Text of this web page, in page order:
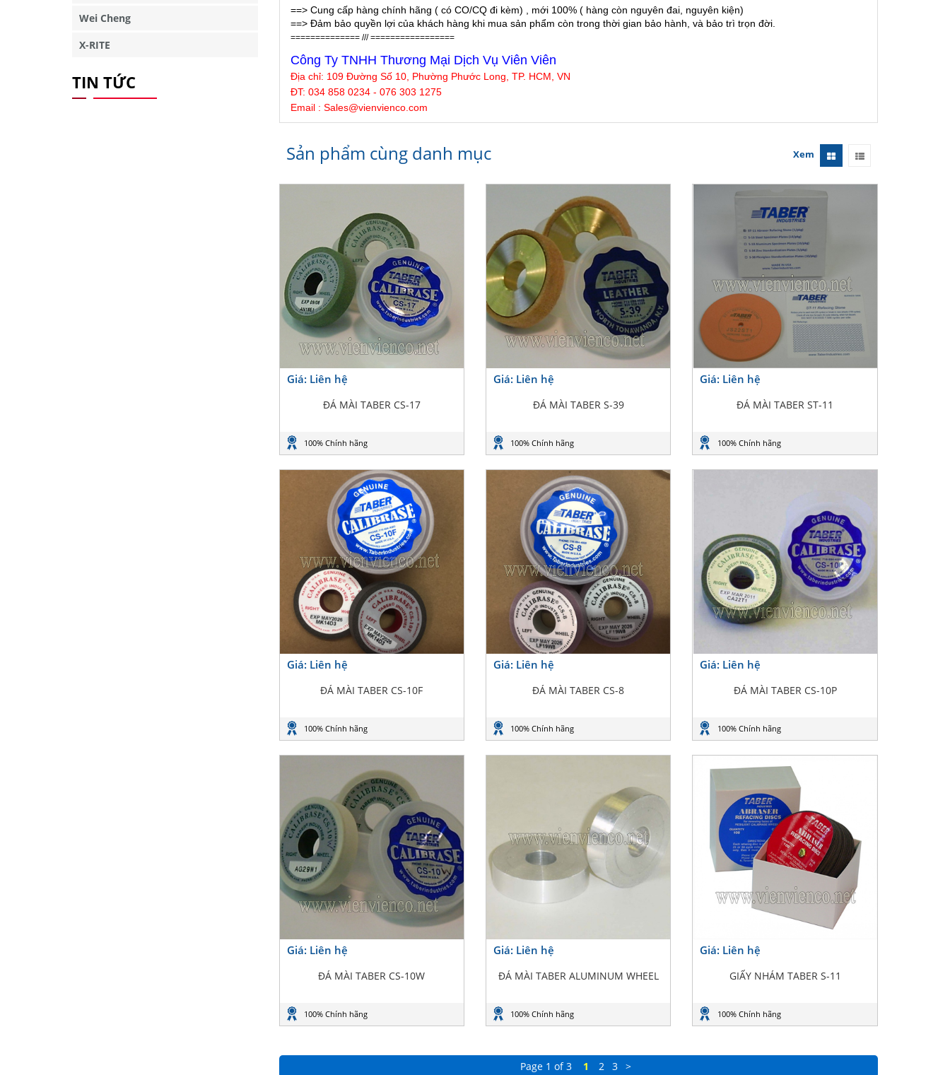
==> Cung cấp hàng chính hãng ( có CO/CQ đi kèm) , mới 100% ( hàng còn nguyên đai, nguyên kiện)
==> Đảm bảo quyền lợi của khách hàng khi mua sản phẩm còn trong thời gian bảo hành, và bảo trì trọn đời.
============== /// =================
Công Ty TNHH Thương Mại Dịch Vụ Viên Viên
Địa chỉ: 109 Đường Số 10, Phường Phước Long, TP. HCM, VN
ĐT: 034 858 0234 - 076 303 1275
Email : Sales@vienvienco.com
Sản phẩm cùng danh mục Xem
Giá: Liên hệ
ĐÁ MÀI TABER CS-17
100% Chính hãng
Giá: Liên hệ
ĐÁ MÀI TABER S-39
100% Chính hãng
Giá: Liên hệ
ĐÁ MÀI TABER ST-11
100% Chính hãng
Giá: Liên hệ
ĐÁ MÀI TABER CS-10F
100% Chính hãng
Giá: Liên hệ
ĐÁ MÀI TABER CS-8
100% Chính hãng
Giá: Liên hệ
ĐÁ MÀI TABER CS-10P
100% Chính hãng
Giá: Liên hệ
ĐÁ MÀI TABER CS-10W
100% Chính hãng
Giá: Liên hệ
ĐÁ MÀI TABER ALUMINUM WHEEL
100% Chính hãng
Giá: Liên hệ
GIẤY NHÁM TABER S-11
100% Chính hãng
Page 1 of 3 1 2 3 >
Wei Cheng
X-RITE
TIN TỨC